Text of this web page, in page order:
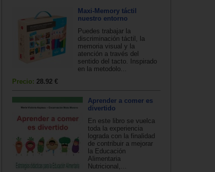
Maxi-Memory táctil
nuestro entorno
Puedes trabajar la
discriminación táctil, la
memoria visual y la
atención a través del
sentido del tacto. Inspirado
en la metodolo...
Precio: 28.92 €
Aprender a comer es
divertido
En este libro se vuelca
toda la experiencia
lograda con la finalidad
de contribuir a mejorar
la Educación
Alimentaria
Nutricional,...